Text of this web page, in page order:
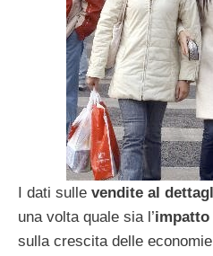
I dati sulle vendite al
una volta quale sia l’
sulla crescita delle